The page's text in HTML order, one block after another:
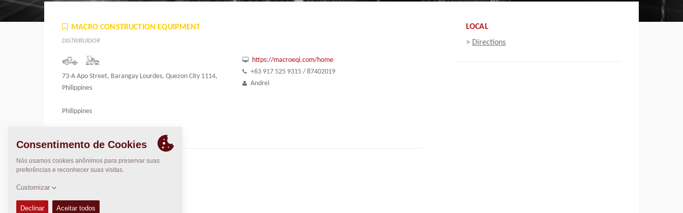
MACRO CONSTRUCTION EQUIPMENT
DISTRIBUIDOR
73-A Apo Street, Barangay Lourdes, Quezon City 1114,
Philippines
Philippines
https://macroeqi.com/home
+63 917 525 9315 / 87402019
Andrei
DYNAPAC SERVIÇO E SUPORTE
Regional Sales Manager SEA
peter.liew@dynapac.com
LOCAL
> Directions